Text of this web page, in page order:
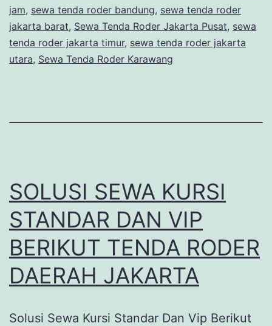
jam, sewa tenda roder bandung, sewa tenda roder
jakarta barat, Sewa Tenda Roder Jakarta Pusat, sewa
tenda roder jakarta timur, sewa tenda roder jakarta
utara, Sewa Tenda Roder Karawang
SOLUSI SEWA KURSI
STANDAR DAN VIP
BERIKUT TENDA RODER
DAERAH JAKARTA
Solusi Sewa Kursi Standar Dan Vip Berikut